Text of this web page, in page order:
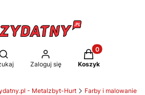
Otwórz wyszukiwarkę
Zaloguj się
Produkty w
Koszyk
- Metalzbyt-Hurt Farby i malowanie